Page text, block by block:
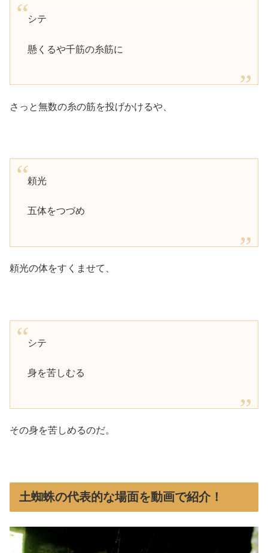
シテ
懸くるや千筋の糸筋に
さっと無数の糸の筋を投げかけるや、
頼光
五体をつづめ
頼光の体をすくませて、
シテ
身を苦しむる
その身を苦しめるのだ。
土蜘蛛の代表的な場面を動画で紹介！